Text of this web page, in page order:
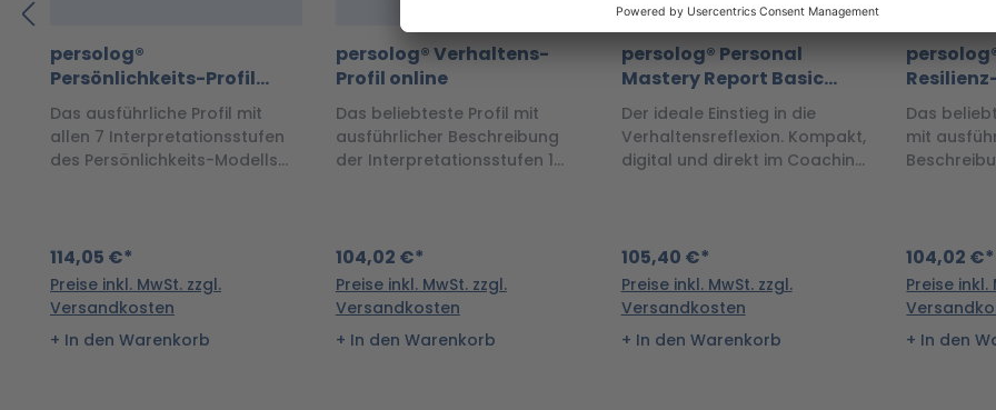
persolog®
Persönlichkeits-Profil
online
Das ausführliche Profil mit
allen 7 Interpretationsstufen
des Persönlichkeits-Modells
114,05 €*
Preise inkl. MwSt. zzgl.
Versandkosten
In den Warenkorb
persolog® Verhaltens-
Profil online
Das beliebteste Profil mit
ausführlicher Beschreibung
der Interpretationsstufen 1
104,02 €*
Preise inkl. MwSt. zzgl.
Versandkosten
In den Warenkorb
persolog® Personal
Mastery Report Basic
online
Der ideale Einstieg in die
Verhaltensreflexion. Kompakt,
digital und direkt im Coaching
105,40 €*
Preise inkl. MwSt. zzgl.
Versandkosten
In den Warenkorb
Das
mit
104,02 €*
Preise inkl.
In den